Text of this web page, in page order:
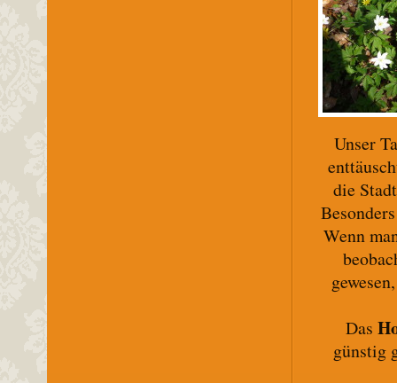
Unser
die
Wenn
Das
günstig